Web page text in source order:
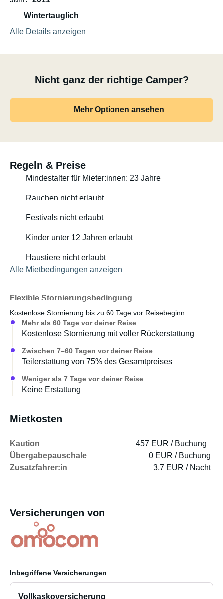
Wintertauglich
Alle Details anzeigen
Nicht ganz der richtige Camper?
Mehr Optionen ansehen
Regeln & Preise
Mindestalter für Mieter:innen: 23 Jahre
Rauchen nicht erlaubt
Festivals nicht erlaubt
Kinder unter 12 Jahren erlaubt
Haustiere nicht erlaubt
Alle Mietbedingungen anzeigen
Flexible Stornierungsbedingung
Kostenlose Stornierung bis zu 60 Tage vor Reisebeginn
Mehr als 60 Tage vor deiner Reise
Kostenlose Stornierung mit voller Rückerstattung
Zwischen 7–60 Tagen vor deiner Reise
Teilerstattung von 75% des Gesamtpreises
Weniger als 7 Tage vor deiner Reise
Keine Erstattung
Mietkosten
Kaution
457 EUR / Buchung
Übergabepauschale
0 EUR / Buchung
Zusatzfahrer:in
3,7 EUR / Nacht
Versicherungen von
Inbegriffene Versicherungen
Vollkaskoversicherung